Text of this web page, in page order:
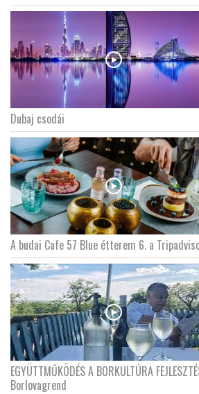
Dubaj csodái
A budai Cafe 57 Blue étterem 6. a
EGYÜTTMŰKÖDÉS A BORKULTÚRA
Borlovagrend